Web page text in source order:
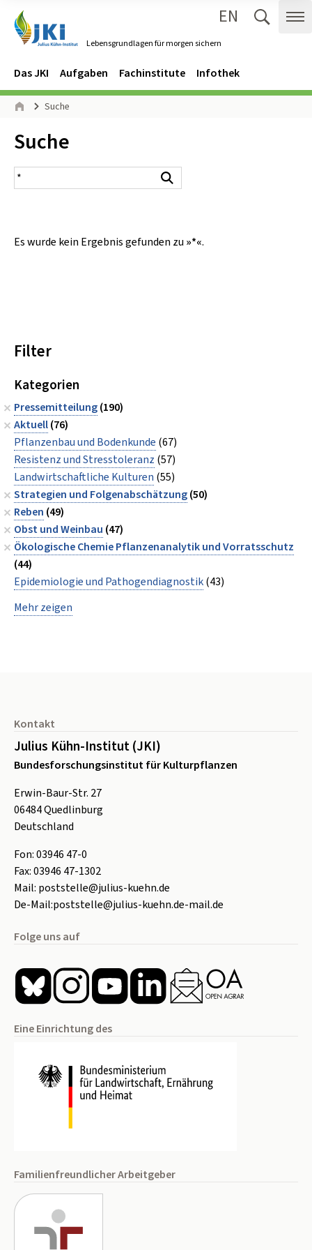
Lebensgrundlagen für morgen sichern
EN
Navigation
Hauptmenü
Das JKI Aufgaben Fachinstitute Infothek
Seitenpfad
Suche
Inhalt:
Suche
Suchergebnis
Es wurde kein Ergebnis gefunden zu »*«.
Filter
Kategorien
Pressemitteilung(190)
Aktuell(76)
Pflanzenbau und Bodenkunde (67)
Resistenz und Stresstoleranz (57)
Landwirtschaftliche Kulturen (55)
Strategien und Folgenabschätzung(50)
Reben (49)
Obst und Weinbau (47)
Ökologische Chemie Pflanzenanalytik und Vorratsschutz
(44)
Epidemiologie und Pathogendiagnostik(43)
Mehr zeigen
Kontakt
Julius Kühn-Institut (JKI)
Bundesforschungsinstitut für Kulturpflanzen
Erwin-Baur-Str. 27
06484Quedlinburg
Deutschland
Fon:03946 47-0
Fax:03946 47-1302
Mail: poststelle@julius-kuehn.de
De-Mail:poststelle@julius-kuehn.de-mail.de
Folge uns auf
Eine Einrichtung des
Familienfreundlicher Arbeitgeber